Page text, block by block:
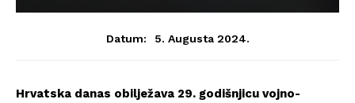
Datum: 5. Augusta 2024.
Hrvatska danas obilježava 29. godišnjicu vojno-